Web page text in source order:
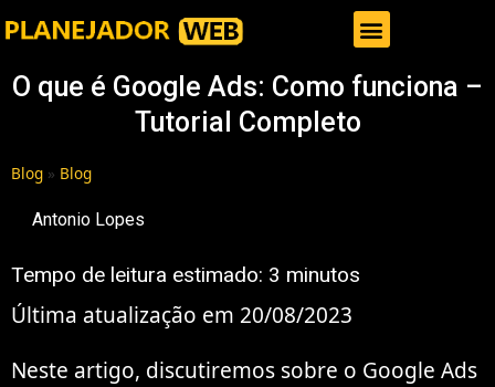
O que é Google Ads: Como funciona –
Tutorial Completo
Blog » Blog
Antonio Lopes
Tempo de leitura estimado: 3 minutos
Última atualização em 20/08/2023
Neste artigo, discutiremos sobre o Google Ads